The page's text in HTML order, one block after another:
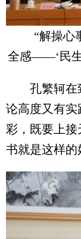
“解操心
全感——‘民生
孔繁轲在致
论高度又有
彩，既要上接
书就是这样的